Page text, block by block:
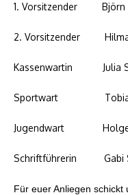
1. Vorsitzender Björn
2. Vorsitzender
Kassenwartin Julia
Sportwart Tobias
Jugendwart Holger
Schriftführerin Gabi
Für euer Anliegen schickt